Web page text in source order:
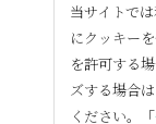
当サイトで
にクッキー
を許可する
ズする場合
ください。「